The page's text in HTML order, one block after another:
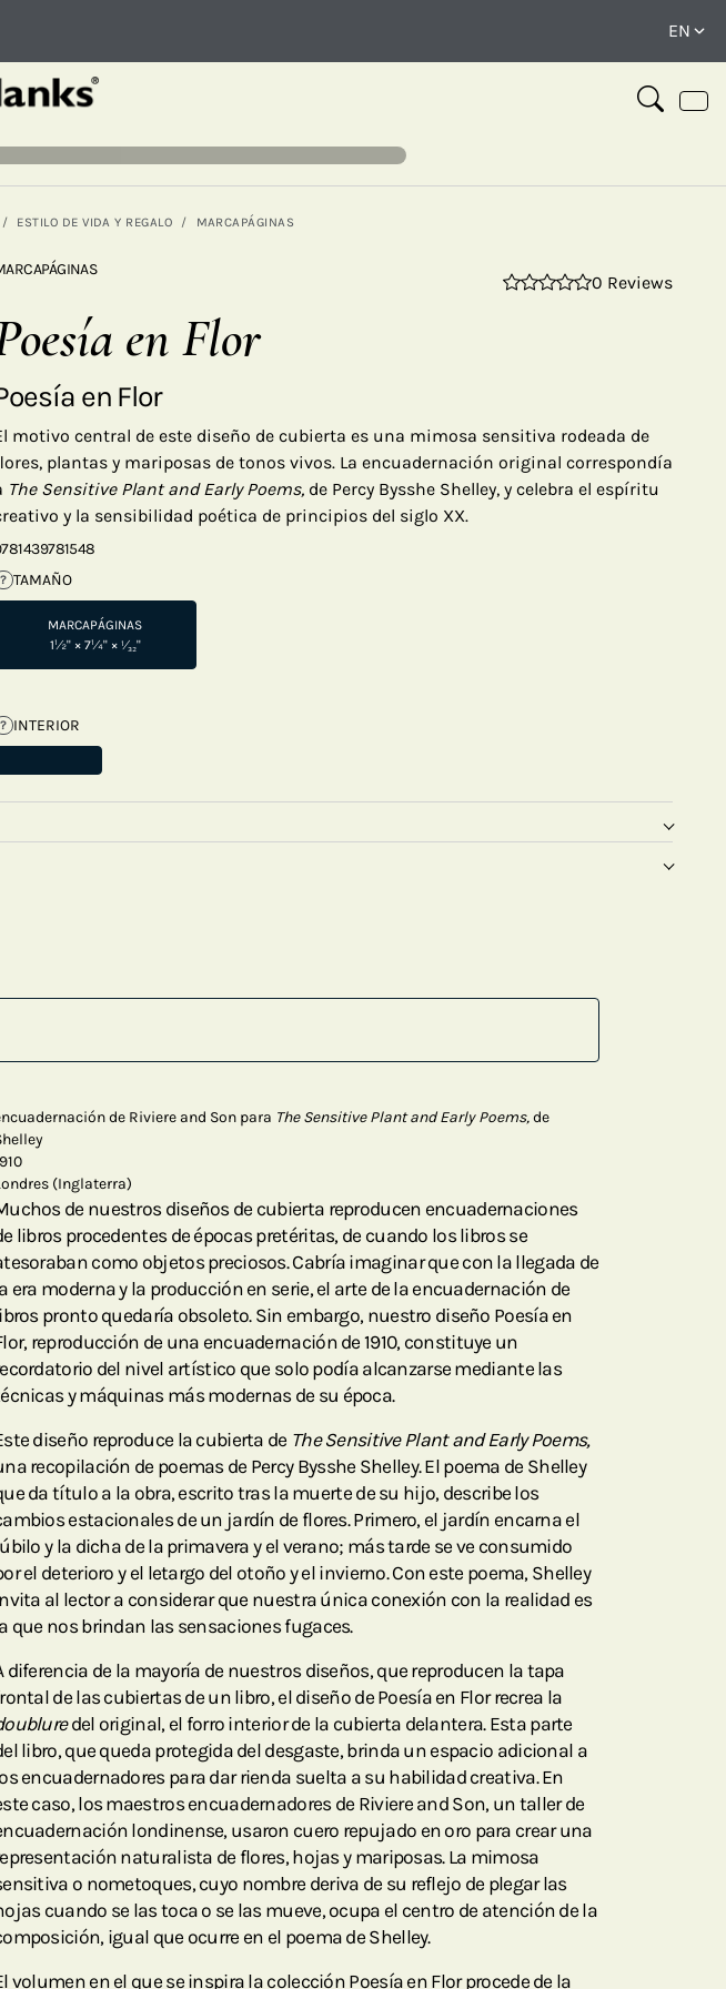
ESTILO DE VIDA Y REGALO MARCAPÁGINAS
0 Reviews
en Flor
en Flor
motivo central de este diseño de cubierta es una mimosa sensitiva rodeada de
plantas y mariposas de tonos vivos. La encuadernación original correspondía
The Sensitive Plant and Early Poems, de Percy Bysshe Shelley, y celebra el espíritu
y la sensibilidad poética de principios del siglo XX.
? TAMAÑO
MARCAPÁGINAS
1½" × 7¼" × ¹⁄₃₂"
? INTERIOR
de Riviere and Son para The Sensitive Plant and Early Poems,de
(Inglaterra)
de nuestros diseños de cubierta reproducen encuadernaciones
libros procedentes de épocas pretéritas, de cuando los libros se
como objetos preciosos. Cabría imaginar que con la llegada de
era moderna y la producción en serie, el arte de la encuadernación de
pronto quedaría obsoleto. Sin embargo, nuestro diseño Poesía en
reproducción de una encuadernación de 1910, constituye un
del nivel artístico que solo podía alcanzarse mediante las
y máquinas más modernas de su época.
diseño reproduce la cubierta de The Sensitive Plant and Early Poems,
recopilación de poemas de Percy Bysshe Shelley. El poema de Shelley
da título a la obra, escrito tras la muerte de su hijo, describe los
estacionales de un jardín de flores. Primero, el jardín encarna el
y la dicha de la primavera y el verano; más tarde se ve consumido
el deterioro y el letargo del otoño y el invierno. Con este poema, Shelley
al lector a considerar que nuestra única conexión con la realidad es
que nos brindan las sensaciones fugaces.
diferencia de la mayoría de nuestros diseños, que reproducen la tapa
de las cubiertas de un libro, el diseño de Poesía en Flor recrea la
del original, el forro interior de la cubierta delantera. Esta parte
libro, que queda protegida del desgaste, brinda un espacio adicional a
encuadernadores para dar rienda suelta a su habilidad creativa. En
caso, los maestros encuadernadores de Riviere and Son, un taller de
londinense, usaron cuero repujado en oro para crear una
naturalista de flores, hojas y mariposas. La mimosa
o nometoques, cuyo nombre deriva de su reflejo de plegar las
cuando se las toca o se las mueve, ocupa el centro de atención de la
igual que ocurre en el poema de Shelley.
volumen en el que se inspira la colección Poesía en Flor procede de la